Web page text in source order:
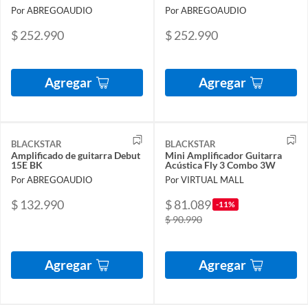
Por ABREGOAUDIO
$ 252.990
Agregar
Por ABREGOAUDIO
$ 252.990
Agregar
BLACKSTAR
Amplificado de guitarra Debut
15E BK
Por ABREGOAUDIO
$ 132.990
Agregar
BLACKSTAR
Mini Amplificador Guitarra
Acústica Fly 3 Combo 3W
Por VIRTUAL MALL
$ 81.089 -11%
$ 90.990
Agregar